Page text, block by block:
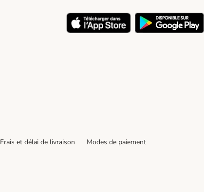
Frais et délai de livraison
Modes de paiement